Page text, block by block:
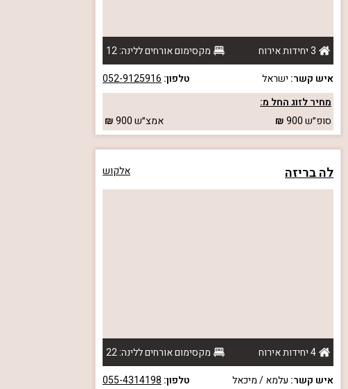
3 יחידות אירוח
מקסימום אורחים ללינה: 12
איש קשר: ישראל טלפון: 052-9125916
מחיר לזוג החל מ:
סופ״ש900 אמצ״ש900
לה בריזה אלקוש
4 יחידות אירוח
מקסימום אורחים ללינה: 22
איש קשר: עלמא / מיכאל טלפון: 055-4314198